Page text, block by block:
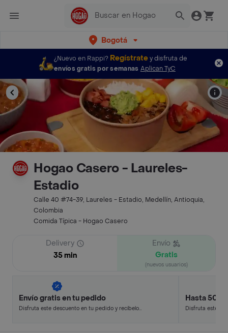
Bogotá
¿Nuevo en Rappi? Regístratey disfruta de
envíos gratis por semanas Aplican TyC
Hogao Casero - Laureles-
Estadio
Calle 40 #74-39, Laureles - Estadio, Medellín, Antioquia,
Colombia
Comida Típica - Hogao Casero
Delivery
35 min
Envío
Gratis
(nuevos usuarios)
Envío gratis en tu pedido
Disfruta este descuento en tu pedido y recíbelo
Hasta 50%
Disfruta este